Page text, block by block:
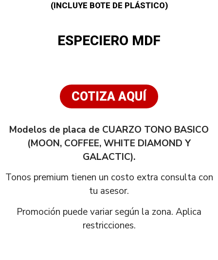
(INCLUYE BOTE DE PLÁSTICO)
ESPECIERO MDF
COTIZA AQUÍ
Modelos de placa de CUARZO TONO BASICO
(MOON, COFFEE, WHITE DIAMOND Y
GALACTIC).
Tonos premium tienen un costo extra consulta con
tu asesor.
Promoción puede variar según la zona. Aplica
restricciones.